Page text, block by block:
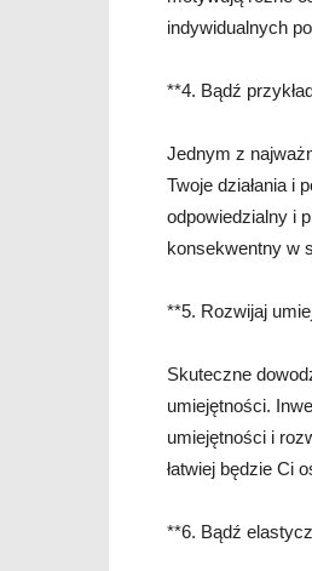
indywidualnych
**4. Bądź
Jednym z
Twoje działania i
odpowiedzialny i
konsekwentny w
**5. Rozwijaj
Skuteczne
umiejętności.
umiejętności i
łatwiej będzie Ci
**6. Bądź